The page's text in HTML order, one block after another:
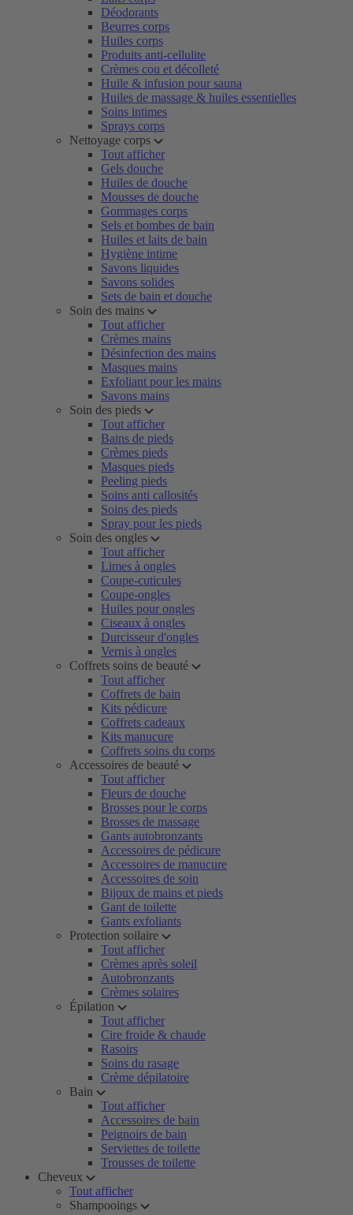
Déodorants
Beurres corps
Huiles corps
Produits anti-cellulite
Crèmes cou et décolleté
Huile & infusion pour sauna
Huiles de massage & huiles essentielles
Soins intimes
Sprays corps
Nettoyage corps
Tout afficher
Gels douche
Huiles de douche
Mousses de douche
Gommages corps
Sels et bombes de bain
Huiles et laits de bain
Hygiène intime
Savons liquides
Savons solides
Sets de bain et douche
Soin des mains
Tout afficher
Crèmes mains
Désinfection des mains
Masques mains
Exfoliant pour les mains
Savons mains
Soin des pieds
Tout afficher
Bains de pieds
Crèmes pieds
Masques pieds
Peeling pieds
Soins anti callosités
Soins des pieds
Spray pour les pieds
Soin des ongles
Tout afficher
Limes à ongles
Coupe-cuticules
Coupe-ongles
Huiles pour ongles
Ciseaux à ongles
Durcisseur d'ongles
Vernis à ongles
Coffrets soins de beauté
Tout afficher
Coffrets de bain
Kits pédicure
Coffrets cadeaux
Kits manucure
Coffrets soins du corps
Accessoires de beauté
Tout afficher
Fleurs de douche
Brosses pour le corps
Brosses de massage
Gants autobronzants
Accessoires de pédicure
Accessoires de manucure
Accessoires de soin
Bijoux de mains et pieds
Gant de toilette
Gants exfoliants
Protection soilaire
Tout afficher
Crèmes après soleil
Autobronzants
Crèmes solaires
Épilation
Tout afficher
Cire froide & chaude
Rasoirs
Soins du rasage
Crème dépilatoire
Bain
Tout afficher
Accessoires de bain
Peignoirs de bain
Serviettes de toilette
Trousses de toilette
Cheveux
Tout afficher
Shampooings